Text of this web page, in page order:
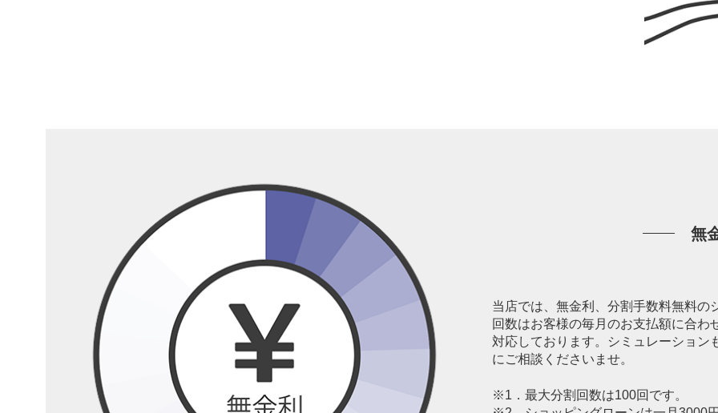
無
当店では、無金利、分割手数料無料の
回数はお客様の毎月のお支払額に合わ
対応しております。シミュレーション
にご相談くださいませ。
※1．最大分割回数は100回です。